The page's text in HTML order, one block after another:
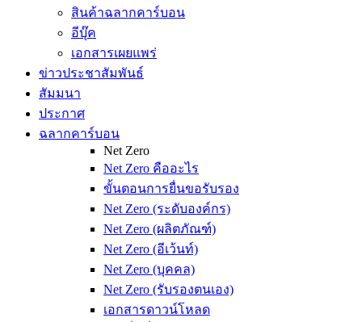
สินค้าฉลากคาร์บอน
อีบุ๊ค
เอกสารเผยแพร่
ข่าวประชาสัมพันธ์
สัมมนา
ประกาศ
ฉลากคาร์บอน
Net Zero
Net Zero คืออะไร
ขั้นตอนการยื่นขอรับรอง
Net Zero (ระดับองค์กร)
Net Zero (ผลิตภัณฑ์)
Net Zero (อีเว้นท์)
Net Zero (บุคคล)
Net Zero (รับรองตนเอง)
เอกสารดาวน์โหลด